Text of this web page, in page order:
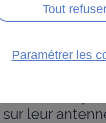
doit être
mais pas
que l’on
C’est ce que
et Jamy
leur
Tout
Paramétrer les